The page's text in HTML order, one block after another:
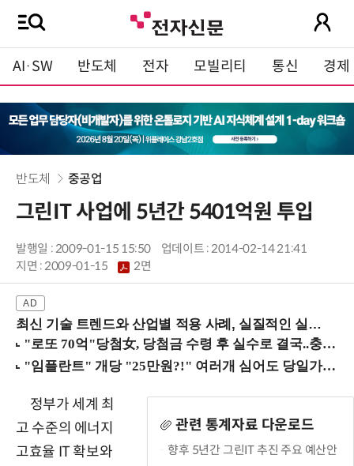
AI·SW 반도체 전자 모빌리티 통신 경제
반도체 중공업
그린IT 사업에 5년간 5401억원 투입
발행일 : 2009-01-15 15:50
업데이트 : 2014-02-14 21:41
지면 :2009-01-15 2면
최신 기술 트렌드와 산업별 적용 사례, 실질적인 실행 전략을 공유 (9/18 양재역)
관련 통계자료 다운로드
향후 5년간 그린IT 추진 주요 예산안
정부가 세계 최
고 수준의 에너지
고효율 IT 확보와